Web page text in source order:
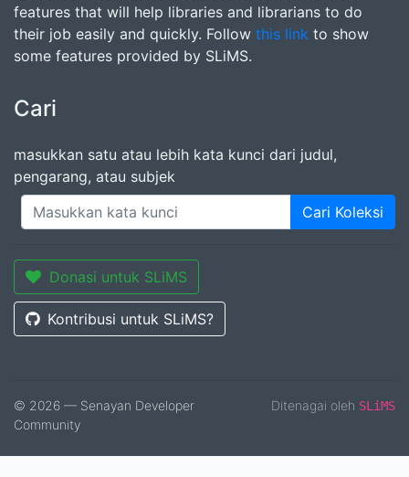
features that will help libraries and librarians to do
their job easily and quickly. Follow this link to show
some features provided by SLiMS.
Cari
masukkan satu atau lebih kata kunci dari judul,
pengarang, atau subjek
Cari Koleksi
Donasi untuk SLiMS
Kontribusi untuk SLiMS?
© 2026 — Senayan Developer
Community
Ditenagai oleh SLiMS